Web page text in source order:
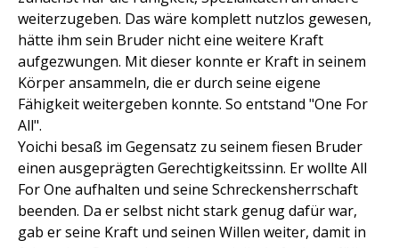
weiterzugeben. Das wäre komplett nutzlos gewesen,
hätte ihm sein Bruder nicht eine weitere Kraft
aufgezwungen. Mit dieser konnte er Kraft in seinem
Körper ansammeln, die er durch seine eigene
Fähigkeit weitergeben konnte. So entstand "One For
All".
Yoichi besaß im Gegensatz zu seinem fiesen Bruder
einen ausgeprägten Gerechtigkeitssinn. Er wollte All
For One aufhalten und seine Schreckensherrschaft
beenden. Da er selbst nicht stark genug dafür war,
gab er seine Kraft und seinen Willen weiter, damit in